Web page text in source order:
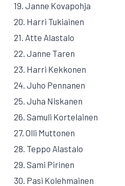
19. Janne Kovapohja
20. Harri Tukiainen
21. Atte Alastalo
22. Janne Taren
23. Harri Kekkonen
24. Juho Pennanen
25. Juha Niskanen
26. Samuli Kortelainen
27. Olli Muttonen
28. Teppo Alastalo
29. Sami Pirinen
30. Pasi Kolehmainen